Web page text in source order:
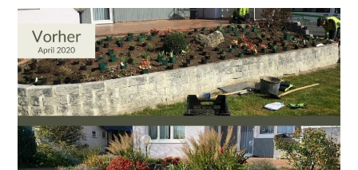
nicht
vernachlässigen